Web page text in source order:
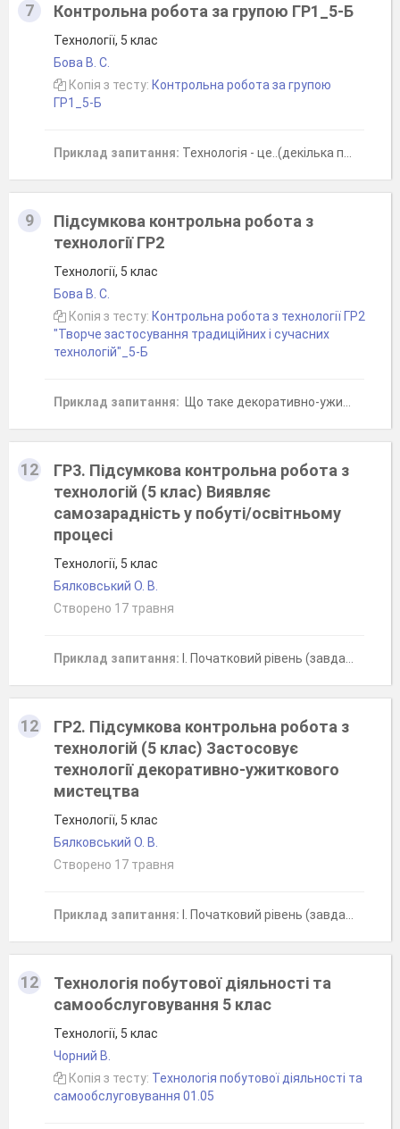
7 Контрольна робота за групою ГР1_5-Б
Технології, 5 клас
Бова В. С.
Копія з тесту: Контрольна робота за групою
ГР1_5-Б
Приклад запитання: Технологія - це..(декілька правильних відповідей)
9
Підсумкова контрольна робота з
технології ГР2
Технології, 5 клас
Бова В. С.
Копія з тесту: Контрольна робота з технології ГР2
"Творче застосування традиційних і сучасних
технологій"_5-Б
Приклад запитання: Що таке декоративно-ужиткове мистецтво?
12
ГР3. Підсумкова контрольна робота з
технологій (5 клас) Виявляє
самозарадність у побуті/освітньому
процесі
Технології, 5 клас
Бялковський О. В.
Створено 17 травня
Приклад запитання: І. Початковий рівень (завдання — 0,5 б.)Для чого потрібно дотримуватися розпорядку (режиму) дня?
12
ГР2. Підсумкова контрольна робота з
технологій (5 клас) Застосовує
технології декоративно-ужиткового
мистецтва
Технології, 5 клас
Бялковський О. В.
Створено 17 травня
Приклад запитання: І. Початковий рівень (завдання — 0,5 б.)Повторення частин або елементів візерунка в певному порядку — це:
12
Технологія побутової діяльності та
самообслуговування 5 клас
Технології, 5 клас
Чорний В.
Копія з тесту: Технологія побутової діяльності та
самообслуговування 01.05